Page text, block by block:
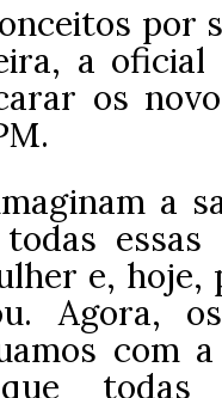
por
a oficial
os
a
essas
e, hoje,
Agora,
com
todas